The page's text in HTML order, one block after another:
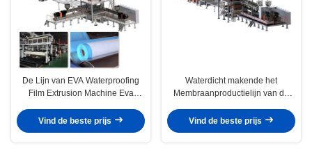
De Lijn van EVA Waterproofing
Film Extrusion Machine Eva
Vind de beste prijs
Waterdicht makende het
Membraanproductielijn van de
Vind de beste prijs